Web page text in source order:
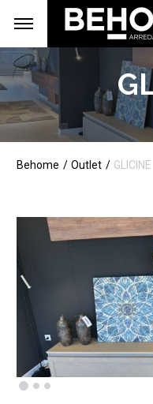
Behome Outlet GLICINE